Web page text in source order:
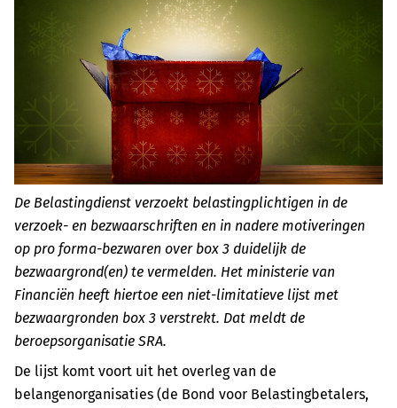
De Belastingdienst verzoekt belastingplichtigen in de
verzoek- en bezwaarschriften en in nadere motiveringen
op pro forma-bezwaren over box 3 duidelijk de
bezwaargrond(en) te vermelden. Het ministerie van
Financiën heeft hiertoe een niet-limitatieve lijst met
bezwaargronden box 3 verstrekt. Dat meldt de
beroepsorganisatie SRA.
De lijst komt voort uit het overleg van de
belangenorganisaties (de Bond voor Belastingbetalers,